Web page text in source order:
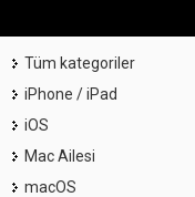
Tüm kategoriler
iPhone / iPad
iOS
Mac Ailesi
macOS